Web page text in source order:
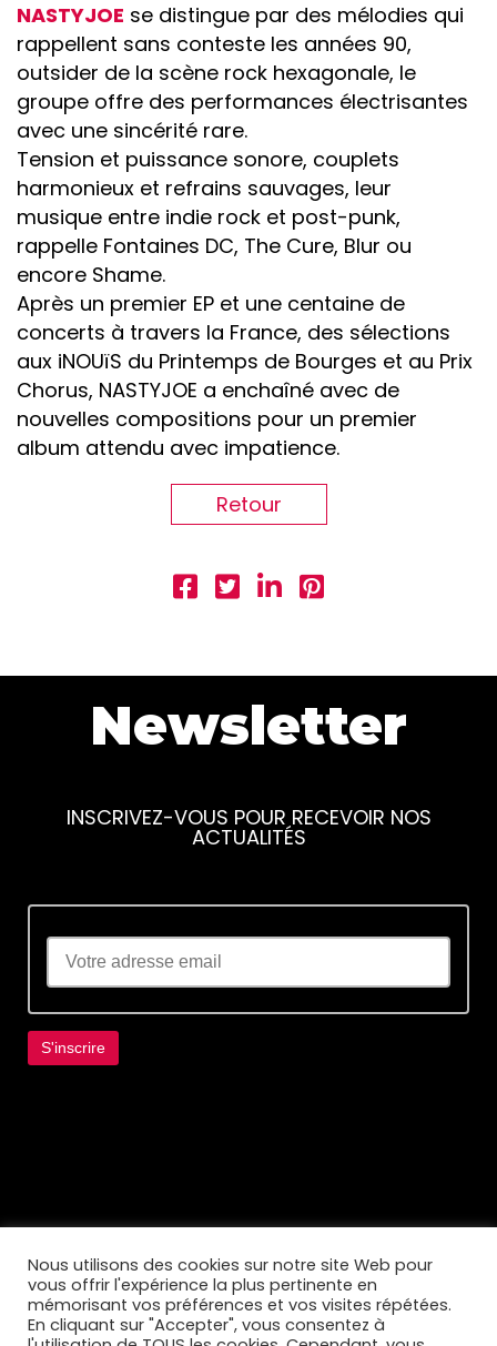
NASTYJOE se distingue par des mélodies qui
rappellent sans conteste les années 90,
outsider de la scène rock hexagonale, le
groupe offre des performances électrisantes
avec une sincérité rare.
Tension et puissance sonore, couplets
harmonieux et refrains sauvages, leur
musique entre indie rock et post-punk,
rappelle Fontaines DC, The Cure, Blur ou
encore Shame.
Après un premier EP et une centaine de
concerts à travers la France, des sélections
aux iNOUïS du Printemps de Bourges et au Prix
Chorus, NASTYJOE a enchaîné avec de
nouvelles compositions pour un premier
album attendu avec impatience.
Retour
Newsletter
INSCRIVEZ-VOUS POUR RECEVOIR NOS
ACTUALITÉS
Nous utilisons des cookies sur notre site Web pour
vous offrir l'expérience la plus pertinente en
mémorisant vos préférences et vos visites répétées.
En cliquant sur "Accepter", vous consentez à